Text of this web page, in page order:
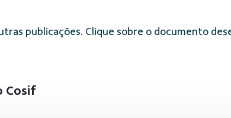
publicações. Clique sobre o documento
Cosif